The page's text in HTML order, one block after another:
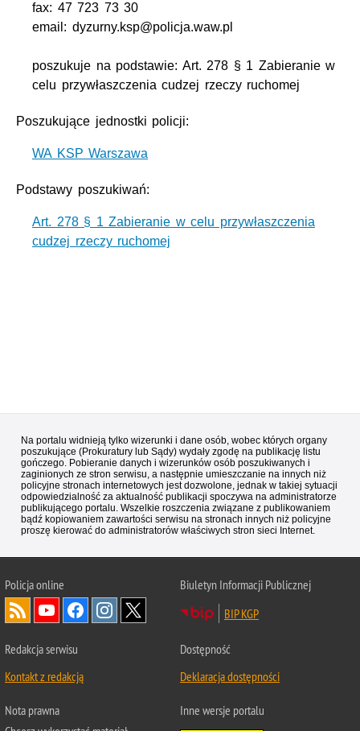
fax: 47 723 73 30
email: dyzurny.ksp@policja.waw.pl
poszukuje na podstawie: Art. 278 § 1 Zabieranie w
celu przywłaszczenia cudzej rzeczy ruchomej
Poszukujące jednostki policji:
WA KSP Warszawa
Podstawy poszukiwań:
Art. 278 § 1 Zabieranie w celu przywłaszczenia
cudzej rzeczy ruchomej
Na portalu widnieją tylko wizerunki i dane osób, wobec których organy
poszukujące (Prokuratury lub Sądy) wydały zgodę na publikację listu
gończego. Pobieranie danych i wizerunków osób poszukiwanych i
zaginionych ze stron serwisu, a następnie umieszczanie na innych niż
policyjne stronach internetowych jest dozwolone, jednak w takiej sytuacji
odpowiedzialność za aktualność publikacji spoczywa na administratorze
publikującego portalu. Wszelkie roszczenia związane z publikowaniem
bądź kopiowaniem zawartości serwisu na stronach innych niż policyjne
proszę kierować do administratorów właściwych stron sieci Internet.
Policjaonline
Biuletyn Informacji Publicznej
BIP KGP
Redakcja serwisu
Kontakt z redakcją
Dostępność
Deklaracja dostępności
Nota prawna
Inne wersje portalu